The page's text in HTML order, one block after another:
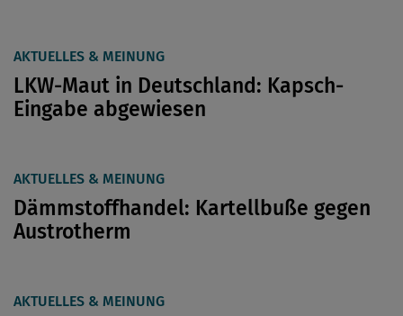
AKTUELLES & MEINUNG
LKW-Maut in Deutschland: Kapsch-
Eingabe abgewiesen
AKTUELLES & MEINUNG
Dämmstoffhandel: Kartellbuße gegen
Austrotherm
AKTUELLES & MEINUNG